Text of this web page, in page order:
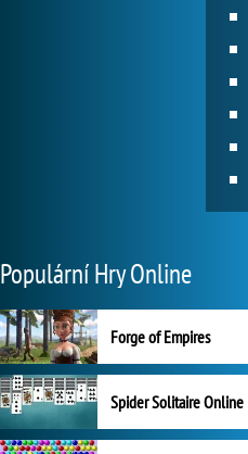
Populární Hry Online
Forge of Empires
Spider Solitaire Online